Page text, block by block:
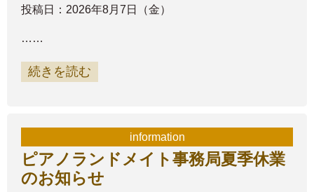
投稿日：2026年8月7日（金）
……
続きを読む
information
ピアノランドメイト事務局夏季休業
のお知らせ